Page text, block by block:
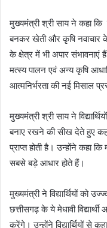
मुख्यमंत्री श्री साय ने कहा
बनकर खेती और कृषि नवाचार
के क्षेत्र में भी अपार
मत्स्य पालन एवं अन्य कृषि
आत्मनिर्भरता की नई मिसाल
मुख्यमंत्री श्री साय ने
बनाए रखने की सीख देते हुए
प्राप्त होती है। उन्होंने कहा कि
सबसे बड़े आधार होते हैं।
मुख्यमंत्री ने विद्यार्थियों को
छत्तीसगढ़ के ये मेधावी
करेंगे। उन्होंने विद्यार्थियों से